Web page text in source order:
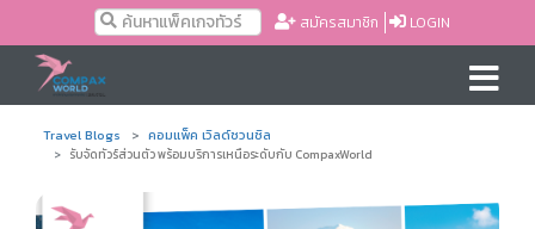
สมัครสมาชิก LOGIN
Travel Blogs คอมแพ็ค เวิลด์ชวนชิล
รับจัดทัวร์ส่วนตัว พร้อมบริการเหนือระดับกับ CompaxWorld